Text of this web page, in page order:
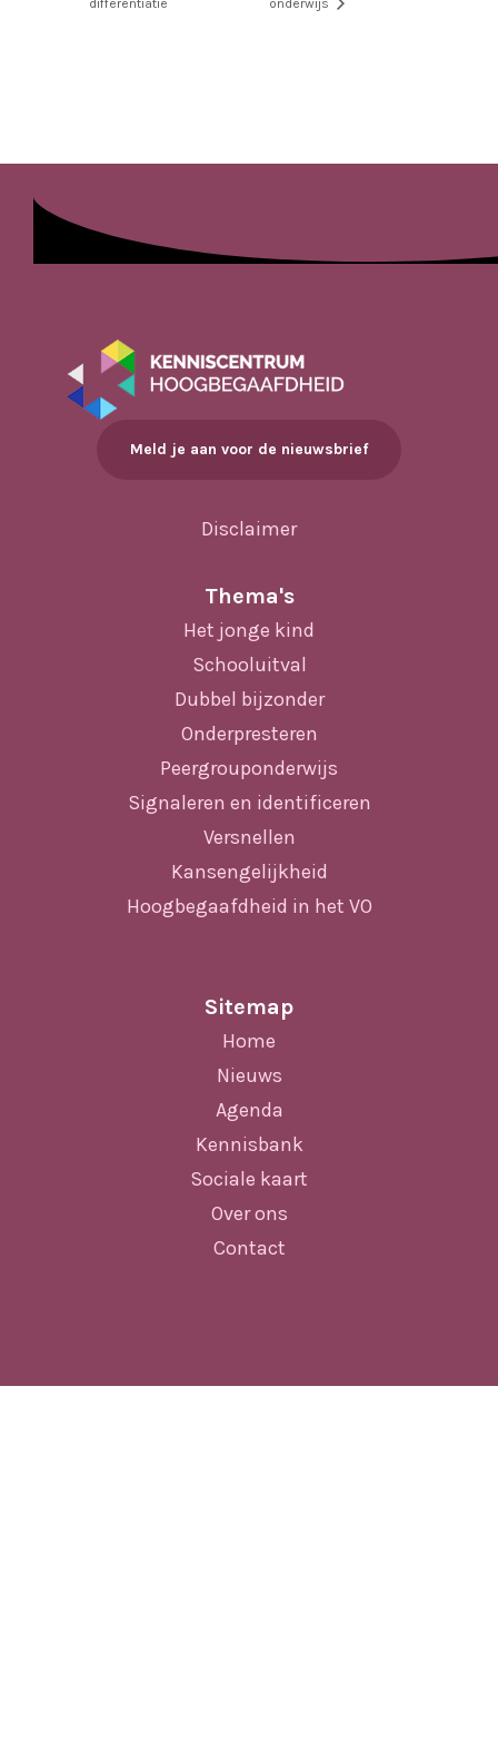
differentiatie onderwijs
Meld je aan voor de nieuwsbrief
Disclaimer
Thema's
Het jonge kind
Schooluitval
Dubbel bijzonder
Onderpresteren
Peergrouponderwijs
Signaleren en identificeren
Versnellen
Kansengelijkheid
Hoogbegaafdheid in het VO
Sitemap
Home
Nieuws
Agenda
Kennisbank
Sociale kaart
Over ons
Contact